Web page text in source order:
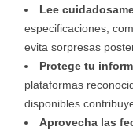
Lee
especificaciones,
evita sorpresas
Protege tu
plataformas
disponibles
Aprovecha las